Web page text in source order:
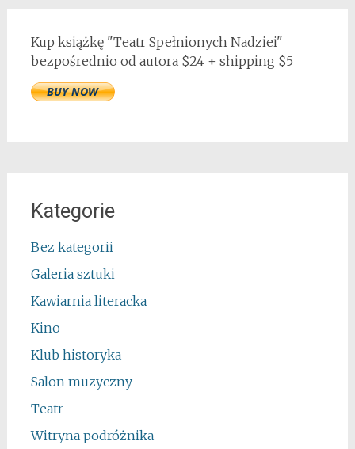
Kup książkę "Teatr Spełnionych Nadziei"
bezpośrednio od autora $24 + shipping $5
Kategorie
Bez kategorii
Galeria sztuki
Kawiarnia literacka
Kino
Klub historyka
Salon muzyczny
Teatr
Witryna podróżnika